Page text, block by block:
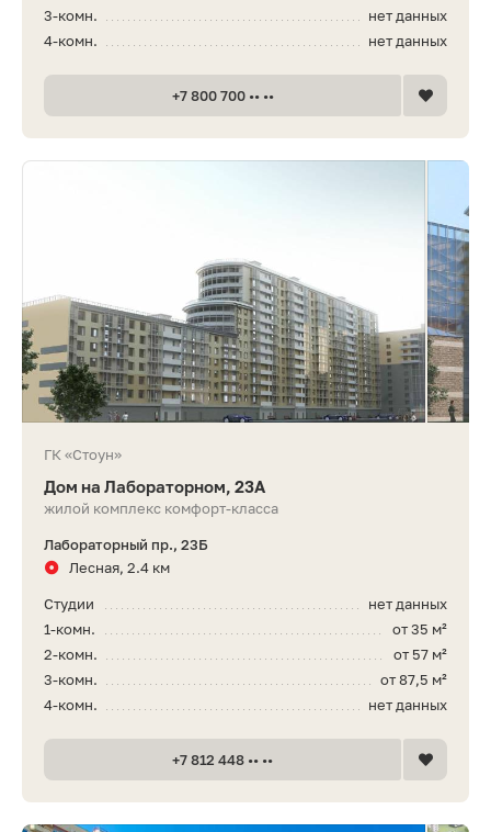
нет данных
3-комн.
нет данных
4-комн.
+7 800 700 •• ••
ГК «Стоун»
Дом на Лабораторном, 23А
жилой комплекс комфорт-класса
Лабораторный пр., 23Б
Лесная, 2.4 км
нет данных
Студии
от 35 м²
1-комн.
от 57 м²
2-комн.
от 87,5 м²
3-комн.
нет данных
4-комн.
+7 812 448 •• ••